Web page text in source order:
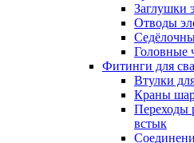
Заглушки
Отводы
Головные
Фитинги для
Втулки
Краны
Переходы
встык